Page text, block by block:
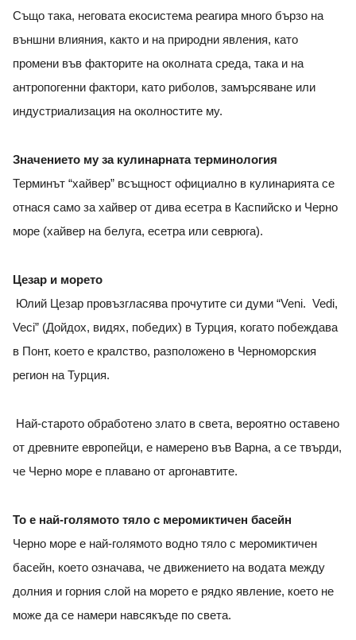
Също така, неговата екосистема реагира много бързо на
външни влияния, както и на природни явления, като
промени във факторите на околната среда, така и на
антропогенни фактори, като риболов, замърсяване или
индустриализация на околностите му.
Значението му за кулинарната терминология
Терминът “хайвер” всъщност официално в кулинарията се
отнася само за хайвер от дива есетра в Каспийско и Черно
море (хайвер на белуга, есетра или севрюга).
Цезар и морето
Юлий Цезар провъзгласява прочутите си думи “Veni. Vedi,
Veci” (Дойдох, видях, победих) в Турция, когато побеждава
в Понт, което е кралство, разположено в Черноморския
регион на Турция.
Най-старото обработено злато в света, вероятно оставено
от древните европейци, е намерено във Варна, а се твърди,
че Черно море е плавано от аргонавтите.
То е най-голямото тяло с меромиктичен басейн
Черно море е най-голямото водно тяло с меромиктичен
басейн, което означава, че движението на водата между
долния и горния слой на морето е рядко явление, което не
може да се намери навсякъде по света.